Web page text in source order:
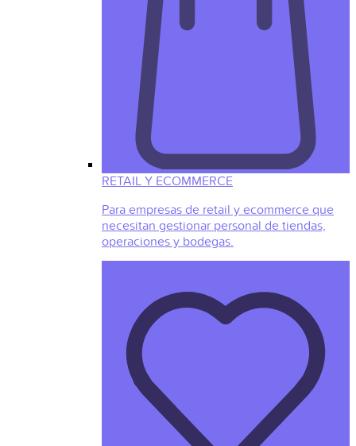
RETAIL Y ECOMMERCE
Para empresas de retail y ecommerce que
necesitan gestionar personal de tiendas,
operaciones y bodegas.